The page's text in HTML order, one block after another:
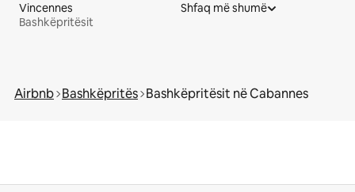
Vincennes
Bashkëpritësit
Shfaq më shumë
Airbnb Bashkëpritës Bashkëpritësit në Cabannes